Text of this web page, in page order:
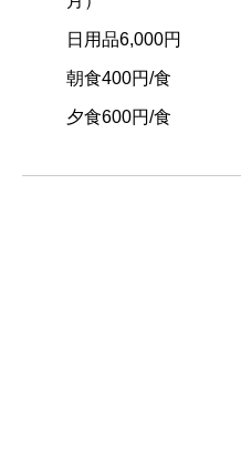
日用品6,000円
朝食400円/食
夕食600円/食